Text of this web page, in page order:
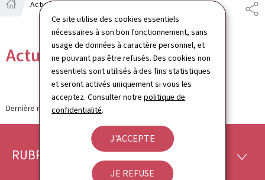
Ce site utilise des cookies essentiels
nécessaires à son bon fonctionnement, sans
usage de données à caractère personnel, et
ne pouvant pas être refusés. Des cookies non
essentiels sont utilisés à des fins statistiques
et seront activés uniquement si vous les
acceptez. Consulter notrepolitique de
confidentialité.
J'ACCEPTE
JE REFUSE
Actualités
Actualités
Dernière modification le30.03.2026
Pied
RUBRIQUES